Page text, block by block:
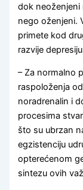
dok neoženjeni
nego oženjeni.
primete kod
razvije
– Za normalno
raspoloženja
noradrenalin i
procesima
što su ubrzan
egzistenciju
opterećenom
sintezu ovih